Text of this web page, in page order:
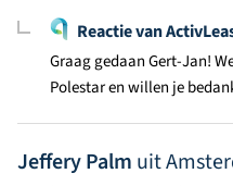
Reactie van
Graag gedaan Gert-Jan!
Polestar en willen je
Jeffery Palm uit